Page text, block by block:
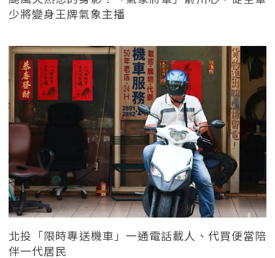
少將變身王牌氣象主播
北投「限時專送機車」一通電話載人、代買便當陪
伴一代居民